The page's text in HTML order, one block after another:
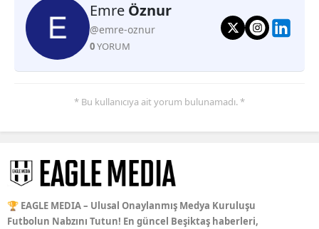
Emre Öznur
@emre-oznur
0YORUM
* Bu kullanıcıya ait yorum bulunamadı. *
🏆 EAGLE MEDIA – Ulusal Onaylanmış Medya Kuruluşu
Futbolun Nabzını Tutun! En güncel Beşiktaş haberleri,